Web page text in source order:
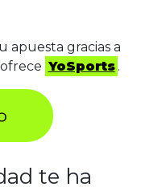
apuesta gracias a
YoSports .
te ha